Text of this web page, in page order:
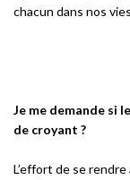
chacun dans nos
Je me demande si
de croyant ?
L’effort de se